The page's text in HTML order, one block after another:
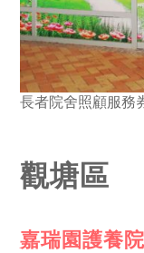
長者院舍照顧服務
觀塘區
嘉瑞園護養